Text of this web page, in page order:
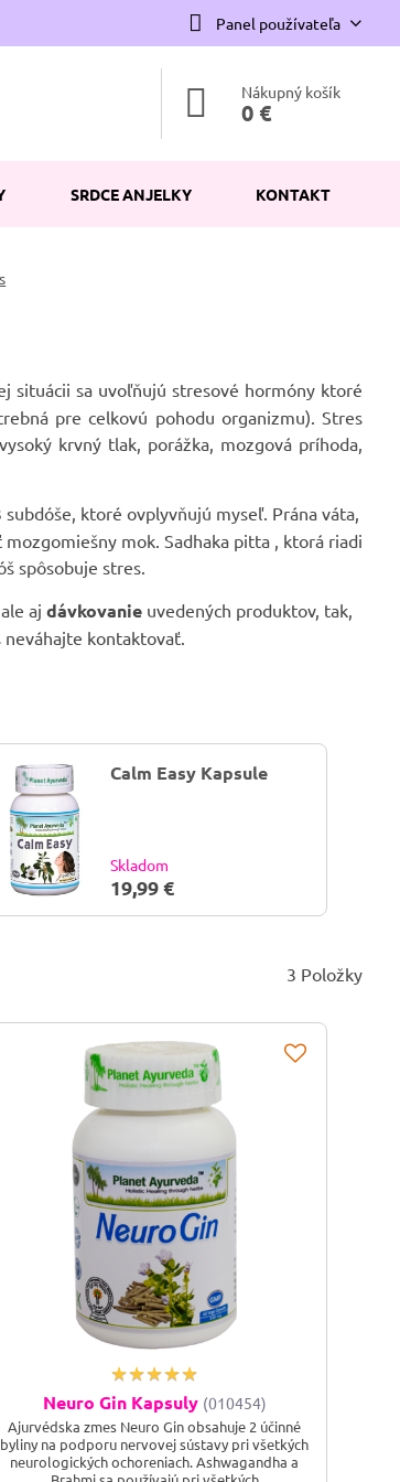
Panel používateľa
Nákupný košík
0 €
SRDCE ANJELKY KONTAKT
situácii sa uvoľňujú stresové hormóny ktoré
pre celkovú pohodu organizmu). Stres
krvný tlak, porážka, mozgová príhoda,
ktoré ovplyvňujú myseľ. Prána váta,
mok. Sadhaka pitta , ktorá riadi
spôsobuje stres.
ale ajdávkovanie uvedených produktov, tak,
neváhajte kontaktovať.
Calm Easy Kapsule
Skladom
19,99 €
3 Položky
Neuro Gin Kapsuly (010454)
Ajurvédska zmes Neuro Gin obsahuje 2 účinné
byliny na podporu nervovej sústavy pri všetkých
neurologických ochoreniach. Ashwagandha a